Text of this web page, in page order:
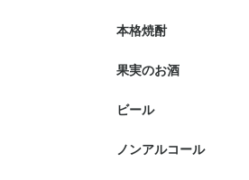
本格焼酎
果実のお酒
ビール
ノンアルコール